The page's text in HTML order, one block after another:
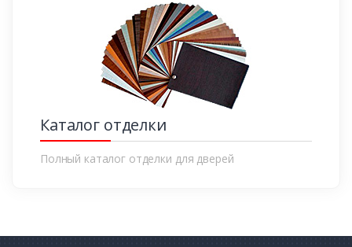
Каталог отделки
Полный каталог отделки для дверей